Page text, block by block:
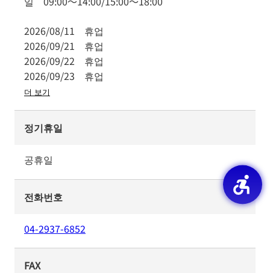
2026/08/11 휴업
2026/09/21 휴업
2026/09/22 휴업
2026/09/23 휴업
더 보기
정기휴일
공휴일
전화번호
04-2937-6852
FAX